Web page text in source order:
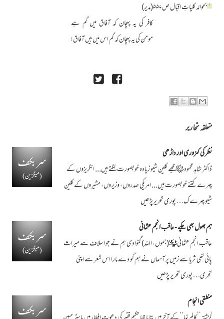
۱بحوالہ کلیاتِ اقبال ص۵۵۷(مدیر)
کافر کی یہ پہچان کہ آفاق میں گم ہے
مومن کی یہ پہچان کہ گم اس میں ہیں آفاق!
متعلقہ تحاریر
نظر کی کمزوری اور داڑھی
ڈاکٹر شاہد محمود ﷾ مجھے کلین شیو زیادہ خوبصورت لگتے ہیں... انگریزوں کے
چہرے کتنے خوبصورت ہیں... امریکی صدروں، وزیروں، مشیروں کے کلین
شیو چہرے ک…پوری تحریر پڑھیں
ہم بھول بھی چکے - عاقب انجم عثمانی
عاقب انجم عثمانی﷾(جموں، الہند) گنوادی ہم نے جو اسلاف سے میراث
پائی تھی ثریا سے زمیں پر آسماں نے ہم کو دے مارا اس شعر سے اپنی
تحری…پوری تحریر پڑھیں
منطقی انجام